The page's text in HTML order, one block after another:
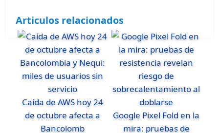
Articulos relacionados
Caída de AWS hoy 24
de octubre afecta a
Bancolomb
Google Pixel Fold en la
mira: pruebas de